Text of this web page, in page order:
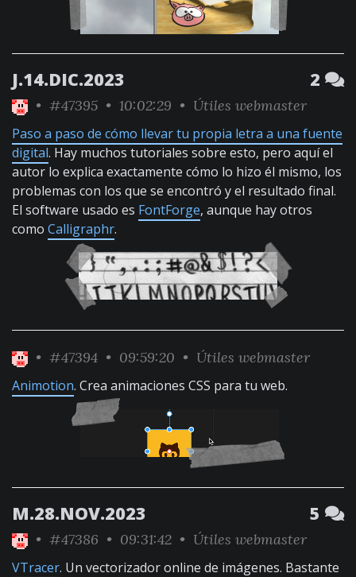
J.14.DIC.2023 2
• #47395 • 10:02:29 • Útiles webmaster
Paso a paso de cómo llevar tu propia letra a una fuente
digital. Hay muchos tutoriales sobre esto, pero aquí el
autor lo explica exactamente cómo lo hizo él mismo, los
problemas con los que se encontró y el resultado final.
El software usado es FontForge, aunque hay otros
como Calligraphr.
• #47394 • 09:59:20 • Útiles webmaster
Animotion. Crea animaciones CSS para tu web.
M.28.NOV.2023 5
• #47386 • 09:31:42 • Útiles webmaster
VTracer. Un vectorizador online de imágenes. Bastante